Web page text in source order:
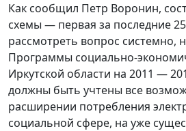
Как сообщил Петр Воронин,
схемы — первая за последние
рассмотреть вопрос системно,
Программы социально-
Иркутской области на 2011 —
должны быть учтены все
расширении потребления
социальной сфере, на уже